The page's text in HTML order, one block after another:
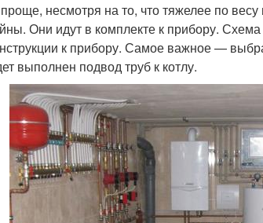
несмотря на то, что тяжелее по
Они идут в комплекте к прибору.
к прибору. Самое важное —
выполнен подвод труб к котлу.